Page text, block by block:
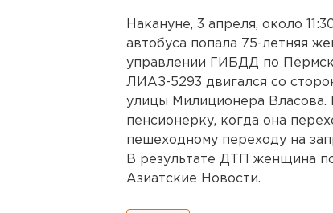
Накануне, 3 апреля, около
автобуса попала 75-летняя
управлении ГИБДД по
ЛИАЗ-5293 двигался со
улицы Милиционера Власова.
пенсионерку, когда она
пешеходному переходу на
В результате ДТП женщина
Азиатские Новости.